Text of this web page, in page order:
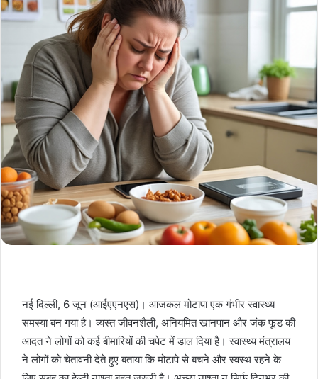
नई दिल्ली, 6 जून (आईएएनएस)। आजकल मोटापा एक गंभीर स्वास्थ्य
समस्या बन गया है। व्यस्त जीवनशैली, अनियमित खानपान और जंक फूड की
आदत ने लोगों को कई बीमारियों की चपेट में डाल दिया है। स्वास्थ्य मंत्रालय
ने लोगों को चेतावनी देते हुए बताया कि मोटापे से बचने और स्वस्थ रहने के